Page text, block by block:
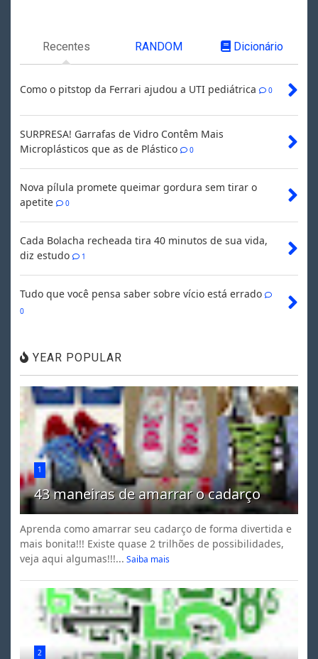
Recentes RANDOM Dicionário
Como o pitstop da Ferrari ajudou a UTI pediátrica 0
SURPRESA! Garrafas de Vidro Contêm Mais
Microplásticos que as de Plástico
0
Nova pílula promete queimar gordura sem tirar o
apetite
0
Cada Bolacha recheada tira 40 minutos de sua vida,
diz estudo
1
Tudo que você pensa saber sobre vício está errado
0
YEAR POPULAR
1
43 maneiras de amarrar o cadarço
Aprenda como amarrar seu cadarço de forma divertida e
mais bonita!!! Existe quase 2 trilhões de possibilidades,
veja aqui algumas!!!... Saiba mais
2